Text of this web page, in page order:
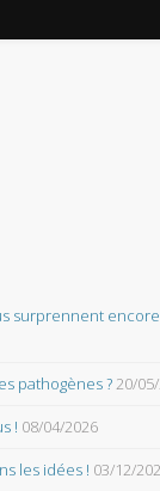
surprennent
pathogènes ?20/
! 08/04/2026
les idées ! 03/12/